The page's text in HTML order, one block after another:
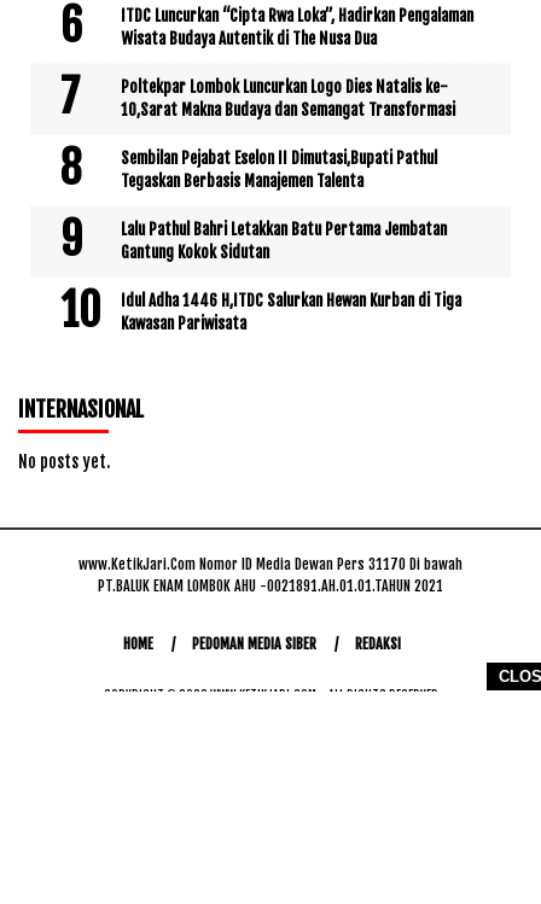
ITDC Luncurkan “Cipta Rwa Loka”, Hadirkan Pengalaman
Wisata Budaya Autentik di The Nusa Dua
Poltekpar Lombok Luncurkan Logo Dies Natalis ke-
10,Sarat Makna Budaya dan Semangat Transformasi
Sembilan Pejabat Eselon II Dimutasi,Bupati Pathul
Tegaskan Berbasis Manajemen Talenta
Lalu Pathul Bahri Letakkan Batu Pertama Jembatan
Gantung Kokok Sidutan
Idul Adha 1446 H,ITDC Salurkan Hewan Kurban di Tiga
Kawasan Pariwisata
INTERNASIONAL
No posts yet.
www.KetikJari.Com Nomor ID Media Dewan Pers 31170 Di bawah
PT.BALUK ENAM LOMBOK AHU -0021891.AH.01.01.TAHUN 2021
HOME PEDOMAN MEDIA SIBER REDAKSI
COPYRIGHT © 2026 WWW.KETIKJARI.COM - ALL RIGHTS RESERVED